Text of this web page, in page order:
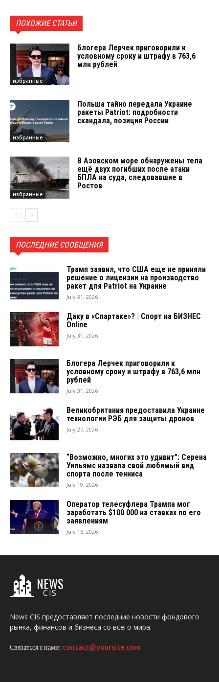
ПОХОЖИЕ СТАТЬИ
избранные
Блогера Лерчек приговорили к
условному сроку и штрафу в 763,6
млн рублей
избранные
Польша тайно передала Украине
ракеты Patriot: подробности
скандала, позиция России
избранные
В Азовском море обнаружены тела
ещё двух погибших после атаки
БПЛА на суда, следовавшие в
Ростов
ПОСЛЕДНИЕ СООБЩЕНИЯ
Трамп заявил, что США еще не приняли
решение о лицензии на производство
ракет для Patriot на Украине
July 31, 2026
Даку в «Спартаке»? | Спорт на БИЗНЕС
Online
July 31, 2026
Блогера Лерчек приговорили к
условному сроку и штрафу в 763,6 млн
рублей
July 31, 2026
Великобритания предоставила Украине
технологии РЭБ для защиты дронов
July 27, 2026
“Возможно, многих это удивит”: Серена
Уильямс назвала свой любимый вид
спорта после тенниса
July 19, 2026
Оператор телесуфлера Трампа мог
заработать $100 000 на ставках по его
заявлениям
July 16, 2026
NEWS
CIS
News CIS предоставляет последние новости фондового
рынка, финансов и бизнеса со всего мира.
Связаться с нами: contact@yoursite.com